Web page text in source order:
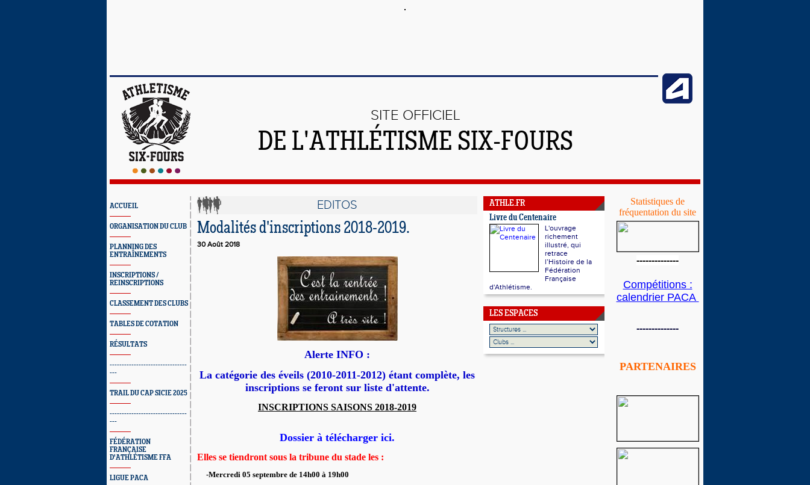
SITE OFFICIEL
DE L'ATHLÉTISME SIX-FOURS
ACCUEIL
ORGANISATION DU CLUB
PLANNING DES
ENTRAÎNEMENTS
INSCRIPTIONS /
REINSCRIPTIONS
CLASSEMENT DES CLUBS
TABLES DE COTATION
RÉSULTATS
--------------------------------
---
TRAIL DU CAP SICIE 2025
--------------------------------
---
FÉDÉRATION
FRANÇAISE
D'ATHLÉTISME FFA
LIGUE PACA
EDITOS
Modalités d'inscriptions 2018-2019.
30 Août 2018
Alerte INFO :
La catégorie des éveils (2010-2011-2012) étant complète, les
inscriptions se feront sur liste d'attente.
INSCRIPTIONS SAISONS 2018-2019
Dossier à télécharger ici.
Elles se tiendront sous la tribune du stade les :
-Mercredi 05 septembre de 14h00 à 19h00
ATHLE.FR
Livre du Centenaire
L'ouvrage
richement
illustré, qui
retrace
l’Histoire de la
Fédération
Française
d'Athlétisme.
LES ESPACES
Statistiques de
fréquentation du site
--------------
Compétitions :
calendrier PACA
--------------
PARTENAIRES